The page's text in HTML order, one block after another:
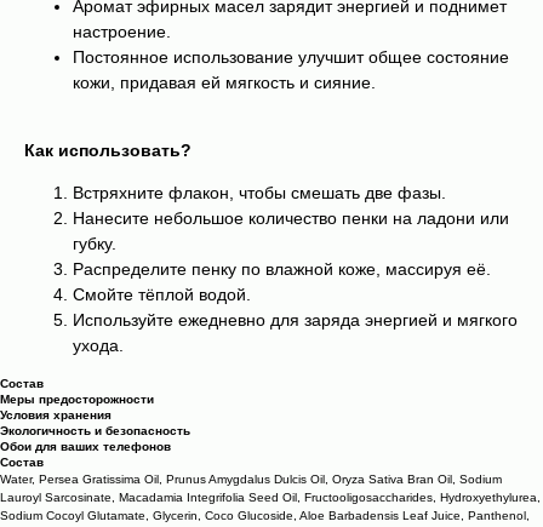
Аромат эфирных масел зарядит энергией и поднимет
настроение.
Постоянное использование улучшит общее состояние
кожи, придавая ей мягкость и сияние.
Как использовать?
Встряхните флакон, чтобы смешать две фазы.
Нанесите небольшое количество пенки на ладони или
губку.
Распределите пенку по влажной коже, массируя её.
Смойте тёплой водой.
Используйте ежедневно для заряда энергией и мягкого
ухода.
Состав
Меры предосторожности
Условия хранения
Экологичность и безопасность
Обои для ваших телефонов
Состав
Water, Persea Gratissima Oil, Prunus Amygdalus Dulcis Oil, Oryza Sativa Bran Oil, Sodium
Lauroyl Sarcosinate, Macadamia Integrifolia Seed Oil, Fructooligosaccharides, Hydroxyethylurea,
Sodium Cocoyl Glutamate, Glycerin, Coco Glucoside, Aloe Barbadensis Leaf Juice, Panthenol,